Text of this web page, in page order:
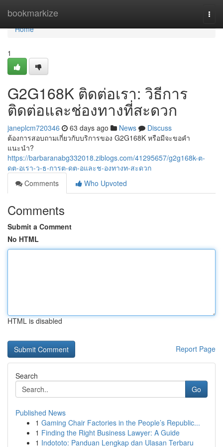
bookmarkize
Home
Home
1
G2G168K ติดต่อเรา: วิธีการ
ติดต่อและช่องทางที่สะดวก
janeplcm720346 63 days ago News
Discuss
ต้องการสอบถามเกี่ยวกับบริการของ G2G168K หรือมีจะขอคำ
แนะนำ?
https://barbaranabg332018.ziblogs.com/41295657/g2g168k-ต-
ดต-อเรา-ว-ธ-การต-ดต-อและช-องทางท-สะดวก
Comments
Who Upvoted
Comments
Submit a Comment
No HTML
HTML is disabled
Report Page
Search
Go
Published News
1 Gaming Chair Factories in the People’s Republic...
1 Finding the Right Business Lawyer: A Guide
1 Indototo: Panduan Lengkap dan Ulasan Terbaru